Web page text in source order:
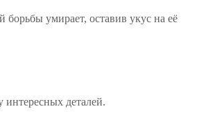
борьбы умирает, оставив укус на её
интересных деталей.